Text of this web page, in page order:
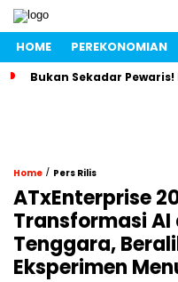
HOME PEREKONOMIAN
Bukan Sekadar
Home / Pers Rilis
ATxEnterprise
Transformasi AI
Tenggara,
Eksperimen